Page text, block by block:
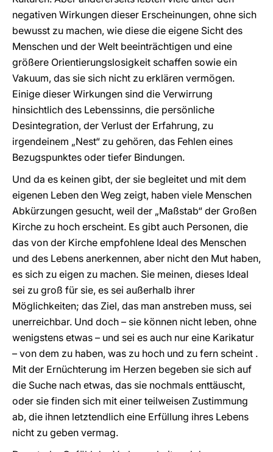
negativen Wirkungen dieser Erscheinungen, ohne sich
bewusst zu machen, wie diese die eigene Sicht des
Menschen und der Welt beeinträchtigen und eine
größere Orientierungslosigkeit schaffen sowie ein
Vakuum, das sie sich nicht zu erklären vermögen.
Einige dieser Wirkungen sind die Verwirrung
hinsichtlich des Lebenssinns, die persönliche
Desintegration, der Verlust der Erfahrung, zu
irgendeinem „Nest“ zu gehören, das Fehlen eines
Bezugspunktes oder tiefer Bindungen.
Und da es keinen gibt, der sie begleitet und mit dem
eigenen Leben den Weg zeigt, haben viele Menschen
Abkürzungen gesucht, weil der „Maßstab“ der Großen
Kirche zu hoch erscheint. Es gibt auch Personen, die
das von der Kirche empfohlene Ideal des Menschen
und des Lebens anerkennen, aber nicht den Mut haben,
es sich zu eigen zu machen. Sie meinen, dieses Ideal
sei zu groß für sie, es sei außerhalb ihrer
Möglichkeiten; das Ziel, das man anstreben muss, sei
unerreichbar. Und doch – sie können nicht leben, ohne
wenigstens etwas – und sei es auch nur eine Karikatur
– von dem zu haben, was zu hoch und zu fern scheint .
Mit der Ernüchterung im Herzen begeben sie sich auf
die Suche nach etwas, das sie nochmals enttäuscht,
oder sie finden sich mit einer teilweisen Zustimmung
ab, die ihnen letztendlich eine Erfüllung ihres Lebens
nicht zu geben vermag.